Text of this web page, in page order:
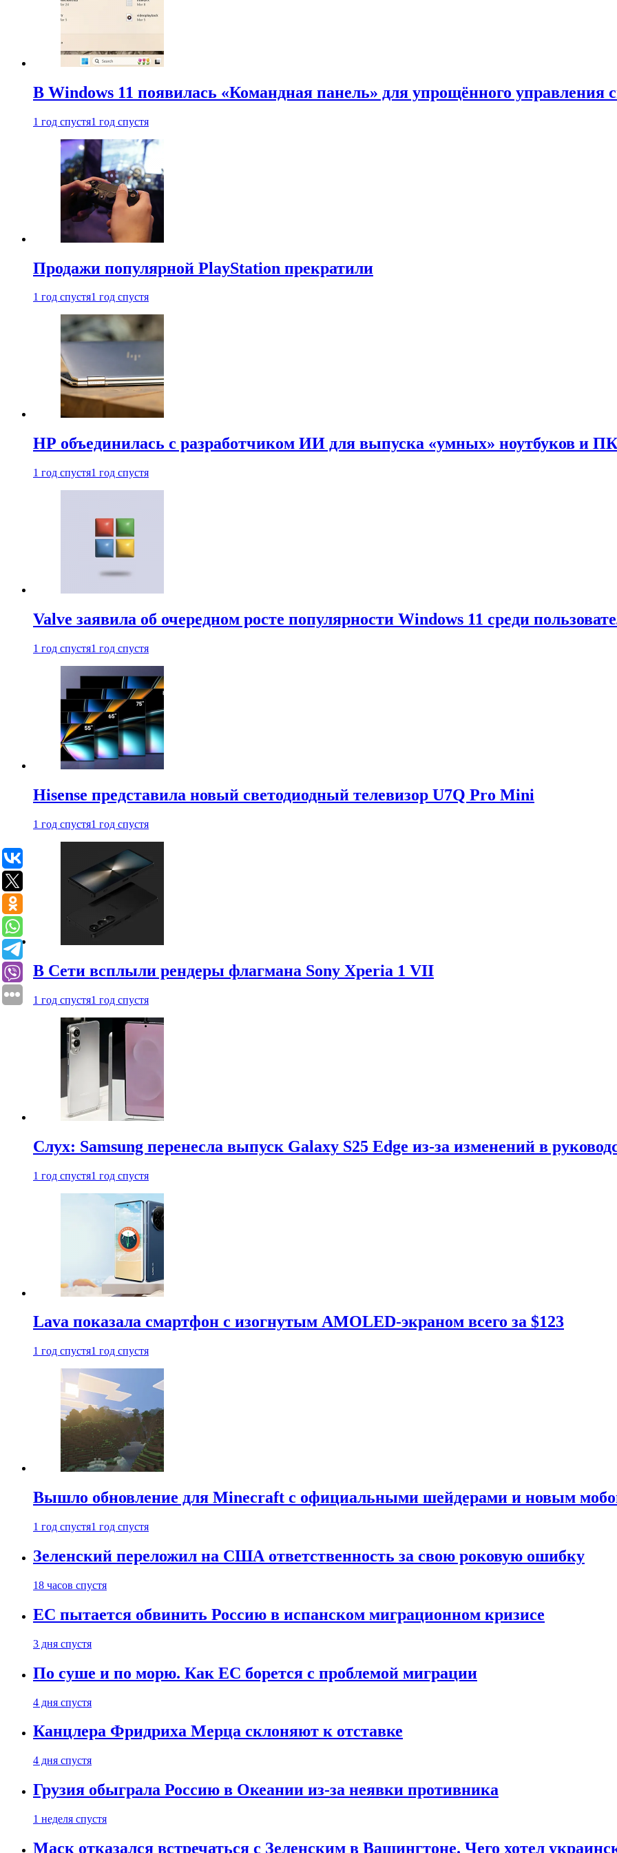
В Windows 11 появилась «Командная панель» для упрощённого управления
1 год спустя1 год спустя
Продажи популярной PlayStation прекратили
1 год спустя1 год спустя
HP объединилась с разработчиком ИИ для выпуска «умных» ноутбуков и ПК
1 год спустя1 год спустя
Valve заявила об очередном росте популярности Windows 11 среди
1 год спустя1 год спустя
Hisense представила новый светодиодный телевизор U7Q Pro Mini
1 год спустя1 год спустя
В Сети всплыли рендеры флагмана Sony Xperia 1 VII
1 год спустя1 год спустя
Слух: Samsung перенесла выпуск Galaxy S25 Edge из-за изменений в
1 год спустя1 год спустя
Lava показала смартфон с изогнутым AMOLED-экраном всего за $123
1 год спустя1 год спустя
Вышло обновление для Minecraft с официальными шейдерами и новым
1 год спустя1 год спустя
Зеленский переложил на США ответственность за свою роковую ошибку
18 часов спустя
ЕС пытается обвинить Россию в испанском миграционном кризисе
3 дня спустя
По суше и по морю. Как ЕС борется с проблемой миграции
4 дня спустя
Канцлера Фридриха Мерца склоняют к отставке
4 дня спустя
Грузия обыграла Россию в Океании из-за неявки противника
1 неделя спустя
Маск отказался встречаться с Зеленским в Вашингтоне. Чего хотел